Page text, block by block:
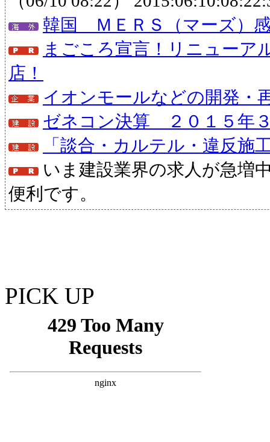
韓国 ＭＥＲＳ（マーズ）
まごころ宣言！リニューア
店！
イオンモールなどの開発・
ゼネコン決算 ２０１５年
「談合・カルテル・違反施
いま建設業界の求人が急増
便利です。
PICK UP